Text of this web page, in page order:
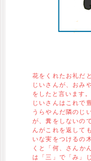
花をくれたお礼だ
じいさんが、おみ
をしたと言います。
じいさんはこれで
うらやんだ隣のじ
が、糞をしないの
んがこれを返して
いな実をつけるの
くと「何、さんか
は「三」で「み」